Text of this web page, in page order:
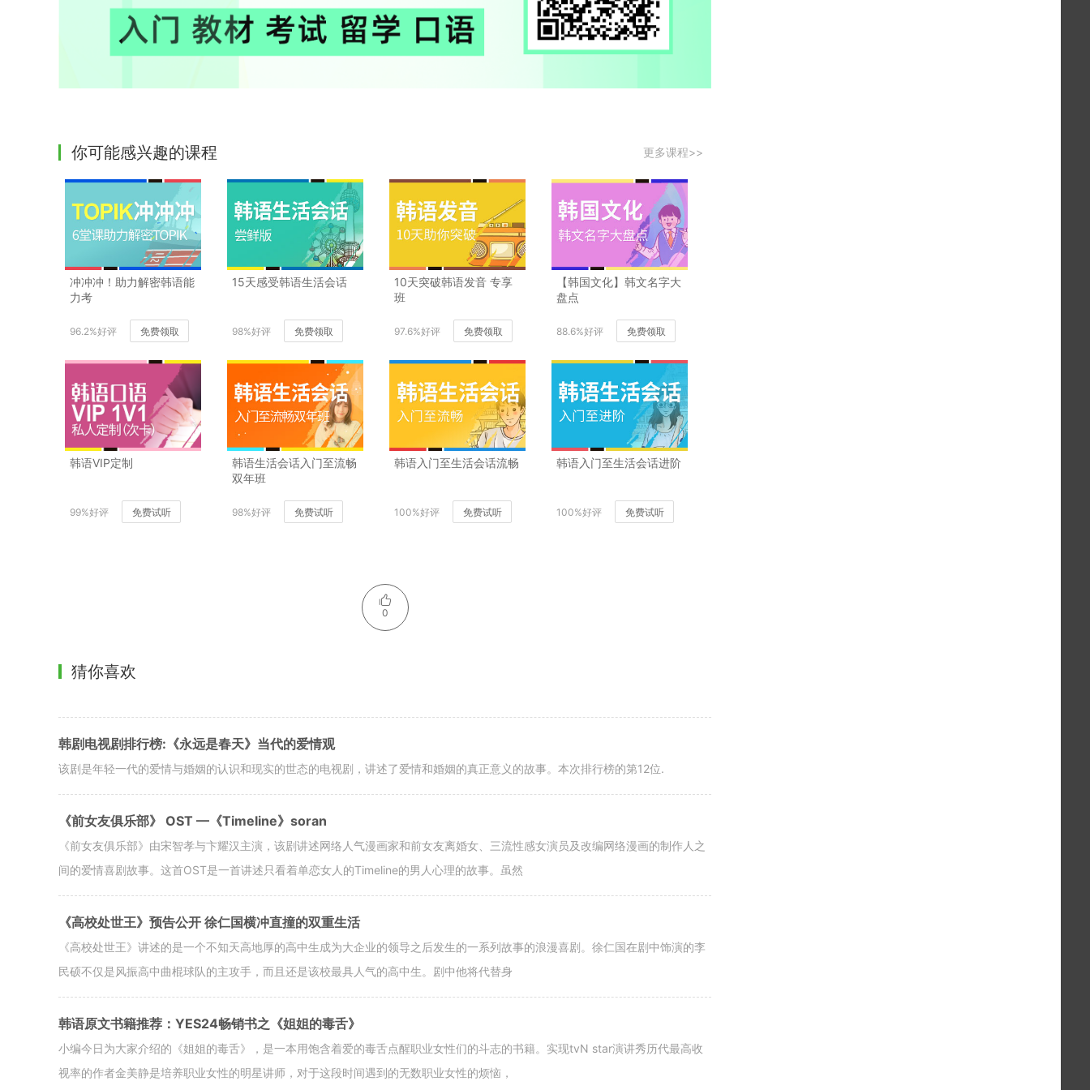
你可能感兴趣的课程 更多课程>>
冲冲冲！助力解密韩语能
力考
96.2%好评 免费领取
15天感受韩语生活会话
98%好评 免费领取
10天突破韩语发音 专享
班
97.6%好评 免费领取
【韩国文化】韩文名字大
盘点
88.6%好评 免费领取
韩语VIP定制
99%好评 免费试听
韩语生活会话入门至流畅
双年班
98%好评 免费试听
韩语入门至生活会话流畅
100%好评 免费试听
韩语入门至生活会话进阶
100%好评 免费试听
0
猜你喜欢
韩剧电视剧排行榜:《永远是春天》当代的爱情观
该剧是年轻一代的爱情与婚姻的认识和现实的世态的电视剧，讲述了爱情和婚姻的真正意义的故事。本次排行榜的第12位.
《前女友俱乐部》 OST —《Timeline》soran
《前女友俱乐部》由宋智孝与卞耀汉主演，该剧讲述网络人气漫画家和前女友离婚女、三流性感女演员及改编网络漫画的制作人之
间的爱情喜剧故事。这首OST是一首讲述只看着单恋女人的Timeline的男人心理的故事。虽然
《高校处世王》预告公开 徐仁国横冲直撞的双重生活
《高校处世王》讲述的是一个不知天高地厚的高中生成为大企业的领导之后发生的一系列故事的浪漫喜剧。徐仁国在剧中饰演的李
民硕不仅是风振高中曲棍球队的主攻手，而且还是该校最具人气的高中生。剧中他将代替身
韩语原文书籍推荐：YES24畅销书之《姐姐的毒舌》
小编今日为大家介绍的《姐姐的毒舌》，是一本用饱含着爱的毒舌点醒职业女性们的斗志的书籍。实现tvN star演讲秀历代最高收
视率的作者金美静是培养职业女性的明星讲师，对于这段时间遇到的无数职业女性的烦恼，